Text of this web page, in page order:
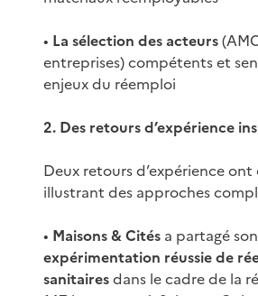
• La sélection des acteurs
entreprises) compétents et
enjeux du réemploi
2. Des retours d’expérience
Deux retours d’expérience
illustrant des approches
• Maisons & Cités a partagé son
expérimentation réussie de
sanitairesdans le cadre de la